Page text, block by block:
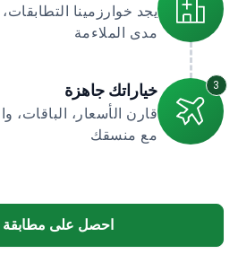
يجد خوارزمينا
مدى الملاءمة
3 خياراتك جاهزة
قارن الأسعار، الباقات،
مع منسقك
احصل على مطابقة